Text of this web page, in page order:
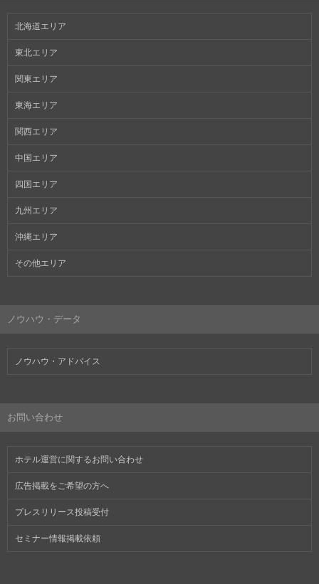
北海道エリア
東北エリア
関東エリア
東海エリア
関西エリア
中国エリア
四国エリア
九州エリア
沖縄エリア
その他エリア
ノウハウ・データ
ノウハウ・アドバイス
お問い合わせ
ホテル運営に関するお問い合わせ
広告掲載をご希望の方へ
プレスリリース投稿受付
セミナー情報掲載依頼